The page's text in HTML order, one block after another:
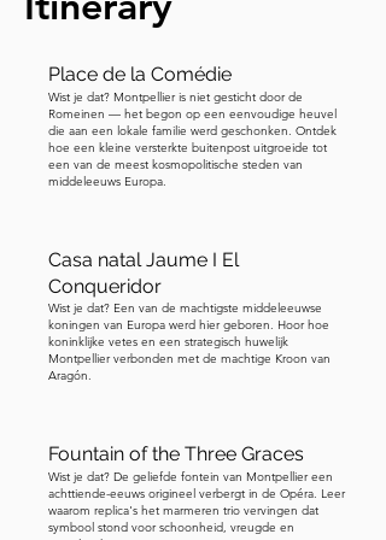
op de begrafenis. Hef tenslotte je
de hemelse scène: de Kroning van de
Maagd. Christus zit rechts, Maria links,
beiden gezeten op een troon. Christus
plaatst een kroon op Maria's hoofd
terwijl engelen hen omringen. Het
Koningin van de Hemel. Samen gidsen
deze scènes je van geboorte, naar
verlies, naar glorie — een volledige reis
van geloof, gebeiteld in steen boven
de deuren van de kathedraal. Laten we
kathedraal gaan. Je kunt nu de
kathedraal binnenstappen via de
hoofdingang. Ik zal het verhaal delen
dat wordt getoond op het roosvenster
Place de la Comédie
Wist je dat? Montpellier is niet gesticht door de
Romeinen — het begon op een eenvoudige heuvel
die aan een lokale familie werd geschonken. Ontdek
hoe een kleine versterkte buitenpost uitgroeide tot
een van de meest kosmopolitische steden van
middeleeuws Europa.
Casa natal Jaume I El
Conqueridor
Wist je dat? Een van de machtigste middeleeuwse
koningen van Europa werd hier geboren. Hoor hoe
koninklijke vetes en een strategisch huwelijk
Montpellier verbonden met de machtige Kroon van
Aragón.
Fountain of the Three Graces
Wist je dat? De geliefde fontein van Montpellier een
achttiende-eeuws origineel verbergt in de Opéra. Leer
waarom replica's het marmeren trio vervingen dat
symbool stond voor schoonheid, vreugde en